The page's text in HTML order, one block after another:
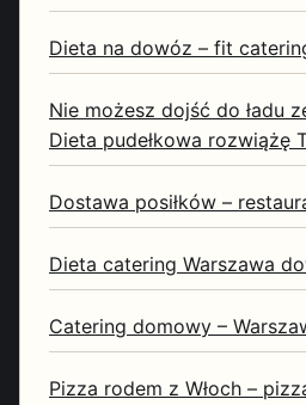
Dieta na dowóz – fit
Nie możesz dojść do ładu
Dieta pudełkowa rozwiążę
Dostawa posiłków –
Dieta catering Warszawa
Catering domowy –
Pizza rodem z Włoch –